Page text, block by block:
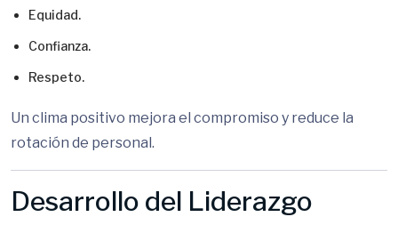
Equidad.
Confianza.
Respeto.
Un clima positivo mejora el compromiso y reduce la
rotación de personal.
Desarrollo del Liderazgo